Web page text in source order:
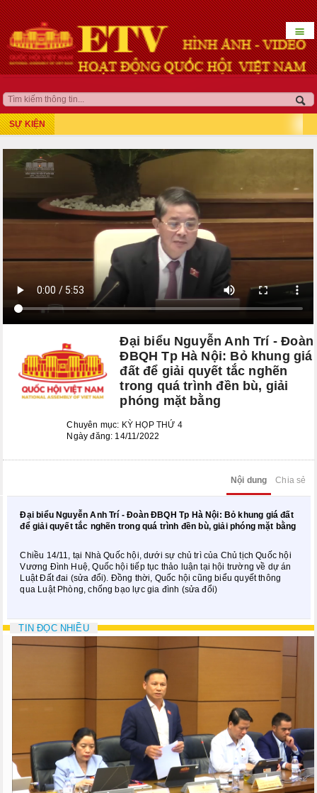
QUỐC HỘI KHÓA XV
Kỳ họp bất thường lần thứ 5
Kỳ họp thứ 8
Kỳ họp thứ 9
Kỳ họp bất thường lần thứ 9
Kỳ họp thứ 6
Kỳ họp thứ 5
KỲ HỌP BẤT THƯỜNG LẦN THỨ 2
CÁC PHIÊN HỌP UBTVQH
Phiên họp thứ 29
Phiên họp thứ 38
Phiên họp thứ 39
Phiên họp thứ 42
Phiên họp giữa kỳ
Phiên họp giữa 2 đợt của kỳ họp thứ 6
HOẠT ĐỘNG QUỐC HỘI
TIẾP XÚC CỬ TRI
☰
SỰ KIỆN
Đại biểu Nguyễn Anh Trí - Đoàn
ĐBQH Tp Hà Nội: Bỏ khung giá
đất để giải quyết tắc nghẽn
trong quá trình đền bù, giải
phóng mặt bằng
Chuyên mục: KỲ HỌP THỨ 4
Ngày đăng: 14/11/2022
Chia sẻ
Nội dung
Đại biểu Nguyễn Anh Trí - Đoàn ĐBQH Tp Hà Nội: Bỏ khung giá đất
để giải quyết tắc nghẽn trong quá trình đền bù, giải phóng mặt bằng
Chiều 14/11, tại Nhà Quốc hội, dưới sự chủ trì của Chủ tịch Quốc hội
Vương Đình Huệ, Quốc hội tiếp tục thảo luận tại hội trường về dự án
Luật Đất đai (sửa đổi). Đồng thời, Quốc hội cũng biểu quyết thông
qua Luật Phòng, chống bạo lực gia đình (sửa đổi)
TIN ĐỌC NHIỀU